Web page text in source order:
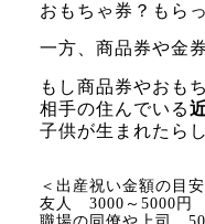
おもちゃ券？もら
一方、商品券や金
もし商品券やおも
相手の住んでいる
子供が生まれたら
＜出産祝い金額の目
友人 3000～5000円